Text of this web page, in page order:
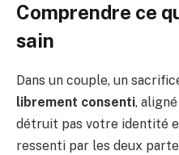
Comprendre ce
sain
Dans un couple, un
librement consenti,
détruit pas votre identité
ressenti par les deux